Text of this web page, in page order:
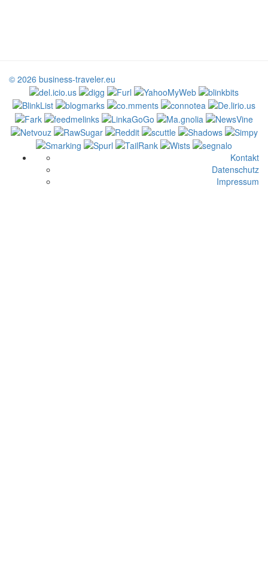
© 2026 business-traveler.eu
Kontakt
Datenschutz
Impressum